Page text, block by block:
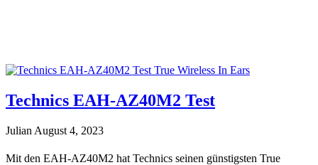
Technics EAH-AZ40M2 Test
Julian August 4, 2023
Mit den EAH-AZ40M2 hat Technics seinen günstigsten True